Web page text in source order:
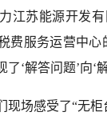
江苏能源开发
费服务运营中心
‘解答问题’向‘
现场感受了“无